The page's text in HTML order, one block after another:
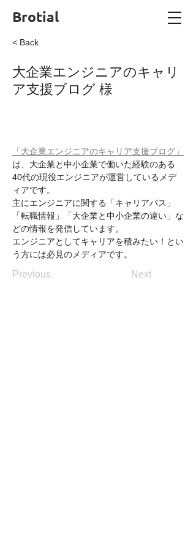
Brotial
< Back
大企業エンジニアのキャリ
ア支援ブログ 様
「大企業エンジニアのキャリア支援ブログ」
は、大企業と中小企業で働いた経験のある
40代の現役エンジニアが運営しているメデ
ィアです。
主にエンジニアに関する「キャリアパス」
「転職情報」「大企業と中小企業の違い」な
どの情報を発信しています。
エンジニアとしてキャリアを積みたい！とい
う方には必見のメディアです。
Previous Next